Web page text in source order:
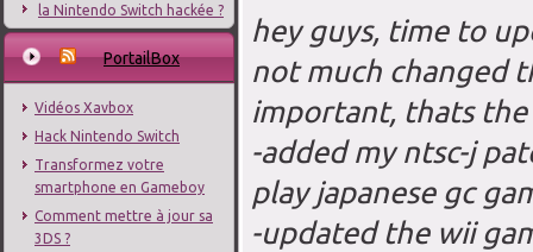
la Nintendo Switch hackée ?
PortailBox
Vidéos Xavbox
Hack Nintendo Switch
Transformez votre
smartphone en Gameboy
Comment mettre à jour sa
3DS ?
hey guys, time to
not much changed
important, thats the
-added my ntsc-j
play japanese gc
-updated the wii